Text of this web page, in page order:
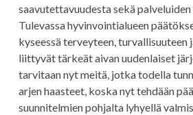
saavutettavuudesta sekä
Tulevassa hyvinvointialueen
kyseessä terveyteen, turvallisuuteen
liittyvät tärkeät aivan uudenlaiset
tarvitaan nyt meitä, jotka todella
arjen haasteet, koska nyt tehdään
suunnitelmien pohjalta lyhyellä